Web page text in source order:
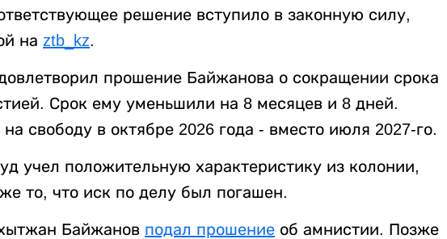
решение вступило в законную силу,
на ztb_kz.
прошение Байжанова о сокращении срока
Срок ему уменьшили на 8 месяцев и 8 дней.
свободу в октябре 2026 года - вместо июля 2027-го.
учел положительную характеристику из колонии,
то, что иск по делу был погашен.
Байжанов подал прошение об амнистии. Позже